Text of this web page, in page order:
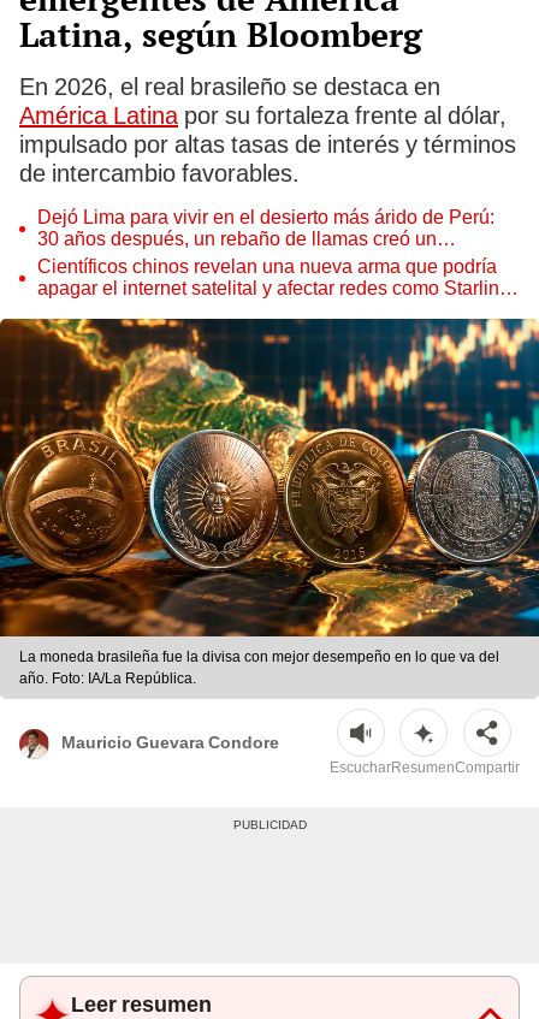
Latina, según Bloomberg
En 2026, el real brasileño se destaca en
América Latinapor su fortaleza frente al dólar,
impulsado por altas tasas de interés y términos
de intercambio favorables.
Dejó Lima para vivir en el desierto más árido de Perú:
30 años después, un rebaño de llamas creó un
sorprendente ecosistema
Científicos chinos revelan una nueva arma que podría
apagar el internet satelital y afectar redes como Starlink
La moneda brasileña fue la divisa con mejor desempeño en lo que va del
año. Foto: IA/La República.
Mauricio Guevara Condore
EscucharResumenCompartir
Leer resumen